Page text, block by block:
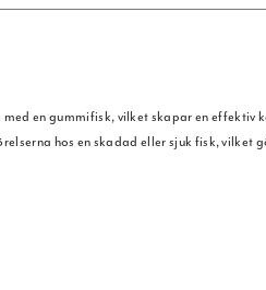
en gummifisk, vilket skapar en
hos en skadad eller sjuk fisk,